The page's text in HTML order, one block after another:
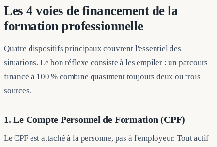
Les 4 voies de financement de la
formation professionnelle
Quatre dispositifs principaux couvrent l'essentiel des
situations. Le bon réflexe consiste à les empiler : un parcours
financé à 100 % combine quasiment toujours deux ou trois
sources.
1. Le Compte Personnel de Formation (CPF)
Le CPF est attaché à la personne, pas à l'employeur. Tout actif